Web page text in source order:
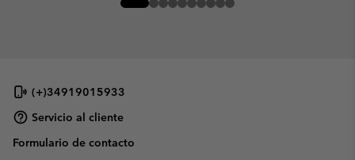
(+)34919015933
Servicio al cliente
Formulario de contacto